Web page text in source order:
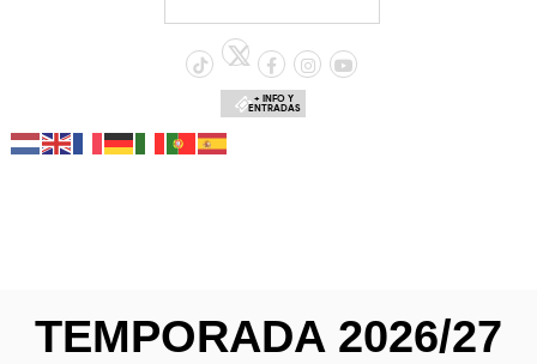
+ INFO Y
ENTRADAS
TEMPORADA 2026/27